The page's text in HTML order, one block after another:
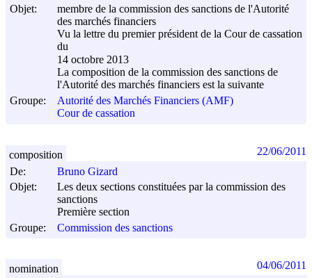
Objet:
membre de la commission des sanctions de l'Autorité
des marchés financiers
Vu la lettre du premier président de la Cour de cassation
du
14 octobre 2013
La composition de la commission des sanctions de
l'Autorité des marchés financiers est la suivante
Groupe:
Autorité des Marchés Financiers (AMF)
Cour de cassation
De:
Bruno Gizard
Objet:
Les deux sections constituées par la commission des
sanctions
Première section
Groupe:
Commission des sanctions
composition 22/06/2011
nomination 04/06/2011